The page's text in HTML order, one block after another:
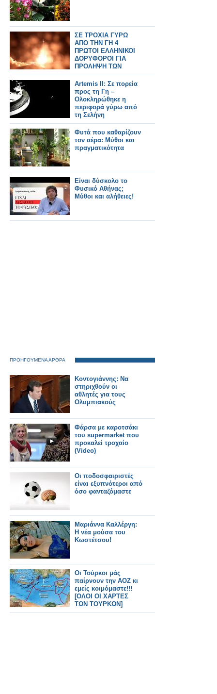
ΣΕ ΤΡΟΧΙΑ ΓΥΡΩ
ΑΠΟ ΤΗΝ ΓΗ 4
ΠΡΩΤΟΙ ΕΛΛΗΝΙΚΟΙ
ΔΟΡΥΦΟΡΟΙ ΓΙΑ
ΠΡΟΛΗΨΗ ΤΩΝ
ΠΥΡΚΑΓΙΩΝ
Artemis ΙΙ: Σε πορεία
προς τη Γη –
Ολοκληρώθηκε η
περιφορά γύρω από
τη Σελήνη
Φυτά που καθαρίζουν
τον αέρα: Μύθοι και
πραγματικότητα
Είναι δύσκολο το
Φυσικό Αθήνας;
Μύθοι και αλήθειες!
ΠΡΟΗΓΟΥΜΕΝΑ ΑΡΘΡΑ
Κοντογιάννης: Να
στηριχθούν οι
αθλητές για τους
Ολυμπιακούς
Φάρσα με καροτσάκι
του supermarket που
προκαλεί τροχαίο
(Video)
Οι ποδοσφαιριστές
είναι εξυπνότεροι από
όσο φανταζόμαστε
Μαριάννα Καλλέργη:
Η νέα μούσα του
Κωστέτσου!
Οι Τούρκοι μάς
παίρνουν την ΑΟΖ κι
εμείς κοιμόμαστε!!!
[ΟΛΟΙ ΟΙ ΧΑΡΤΕΣ
ΤΩΝ ΤΟΥΡΚΩΝ]